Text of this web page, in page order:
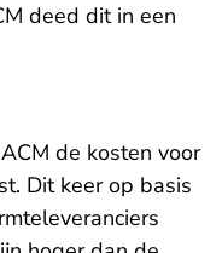
deed dit in een
de kosten voor
Dit keer op basis